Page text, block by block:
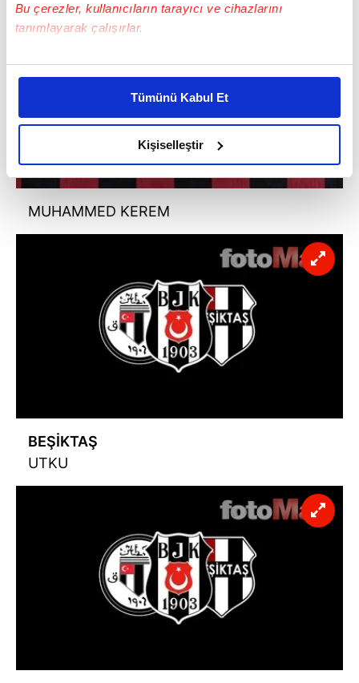
Bu çerezler, kullanıcıların tarayıcı ve cihazlarını
tanımlayarak çalışırlar.
Bu çerezlere izin vermeniz halinde sizlere özel
daha iyi reklam deneyimi yaşatabiliriz. Bunu yaparken
amacımızın size daha iyi bir reklam deneyimi sunmak
olduğunu ve sizlere en iyi içerikleri sunabilmek adına
elimizden gelen çabayı gösterdiğimizi ve bu noktada,
reklamların maliyetlerimizi karşılamak noktasında tek gelir
Her halükârda, kullanıcılar, bu çerezlere izin vermedikleri
takdirde, kullanıcılara hedefli reklamlar
Sizlere daha iyi bir hizmet sunabilmek için İnternet
Sitemizde kendimize ve üçüncü kişilere ait çerezler
kullanılmaktadır. Bu çerezler vasıtasıyla çeşitli kişisel
verileriniz işlenmekte olup gerekli olan çerezler bilgi
kılınması ve kişiselleştirilmesi ve sizlere yönelik
reklam/pazarlama faaliyetlerinin yapılması, amaçlarıyla
sınırlı olarak açık rızanız dahilinde kullanılacaktır.
Çerezlere ilişkin tercihlerinizi aşağıda yer alan panel
vasıtasıyla belirleyebilirsiniz. Çerezlere ilişkin detaylı bilgi
için Ayarlar butonuna tıklayabilir,Çerez Bilgilendirme
ziyaret edebilirsiniz.
6698 sayılı Kişisel Verilerin Korunması Kanunu uyarınca
hazırlanmış Aydınlatma Metnimizi okumak ve sitemizde
Tümünü Kabul Et
Kişiselleştir
MUHAMMED KEREM
BEŞİKTAŞ
UTKU